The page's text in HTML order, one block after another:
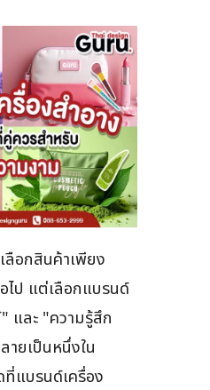
ลือกสินค้าเพียง
ป แต่เลือกแบรนด์
และ "ความรู้สึก
ยเป็นหนึ่งใน
แบรนด์เครื่อง